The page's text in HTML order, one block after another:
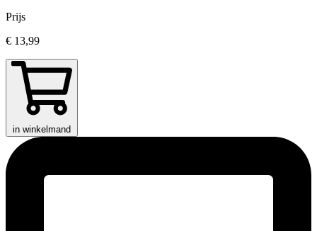
Prijs
€ 13,99
in winkelmand